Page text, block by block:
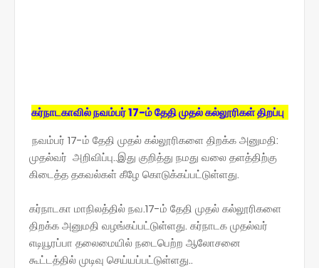
கர்நாடகாவில் நவம்பர் 17-ம் தேதி முதல் கல்லூரிகள் திறப்பு
நவம்பர் 17-ம் தேதி முதல் கல்லூரிகளை திறக்க அனுமதி:
முதல்வர் அறிவிப்பு..இது குறித்து நமது வலை தளத்திற்கு
கிடைத்த தகவல்கள் கீழே கொடுக்கப்பட்டுள்ளது.
கர்நாடகா மாநிலத்தில் நவ.17-ம் தேதி முதல் கல்லூரிகளை
திறக்க அனுமதி வழங்கப்பட்டுள்ளது. கர்நாடக முதல்வர்
எடியூரப்பா தலைமையில் நடைபெற்ற ஆலோசனை
கூட்டத்தில் முடிவு செய்யப்பட்டுள்ளது..